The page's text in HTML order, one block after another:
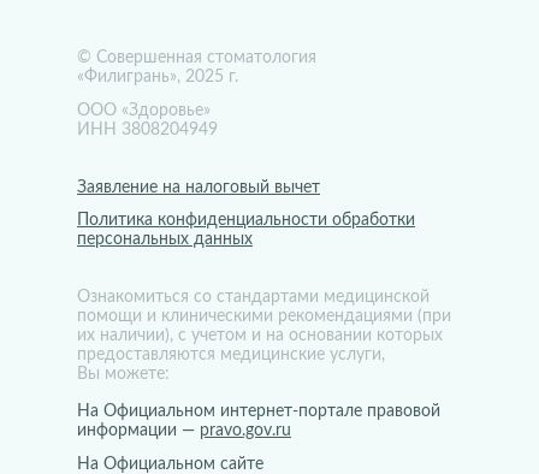
Политика конфиденциальности обработки
персональных данных
На Официальном интернет-портале правовой
информации — pravo.gov.ru
На Официальном сайте
Заявление на налоговый вычет
Ознакомиться со стандартами медицинской
помощи и клиническими рекомендациями (при
их наличии), с учетом и на основании которых
предоставляются медицинские услуги,
Вы можете:
ООО «Здоровье»
ИНН 3808204949
© Совершенная стоматология
«Филигрань», 2025 г.